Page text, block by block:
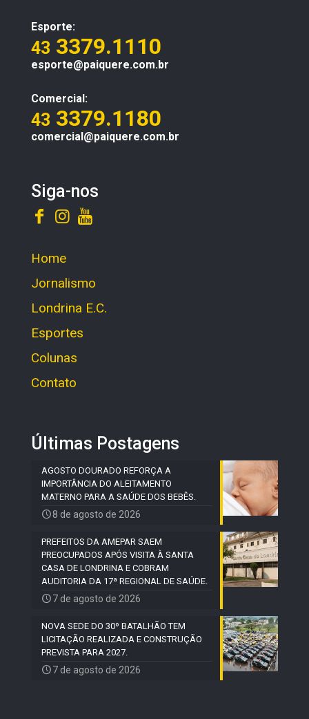
Esporte:
43 3379.1110
esporte@paiquere.com.br
Comercial:
43 3379.1180
comercial@paiquere.com.br
Siga-nos
Home
Jornalismo
Londrina E.C.
Esportes
Colunas
Contato
Últimas Postagens
AGOSTO DOURADO REFORÇA A
IMPORTÂNCIA DO ALEITAMENTO
MATERNO PARA A SAÚDE DOS BEBÊS.
8 de agosto de 2026
PREFEITOS DA AMEPAR SAEM
PREOCUPADOS APÓS VISITA À SANTA
CASA DE LONDRINA E COBRAM
AUDITORIA DA 17ª REGIONAL DE SAÚDE.
7 de agosto de 2026
NOVA SEDE DO 30º BATALHÃO TEM
LICITAÇÃO REALIZADA E CONSTRUÇÃO
PREVISTA PARA 2027.
7 de agosto de 2026